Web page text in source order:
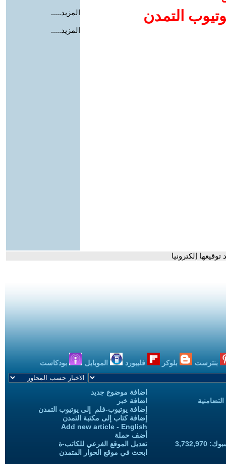
التمدن
المزيد.....
المزيد.....
إلكترونيا
بنترست بلوكر فليبورد الموبايل بودكاست
اضافة موضوع جديد
اضافة خبر
إضافة يوتيوب-فلم إلى يوتيوب التمدن
إضافة كتاب إلى مكتبة التمدن
Add new article - English
أضف حملة
تعديل الموقع الفرعي للكاتب-ة
ابحث في موقع الحوار المتمدن